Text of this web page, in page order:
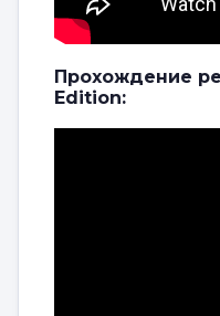
Прохождение
Edition: